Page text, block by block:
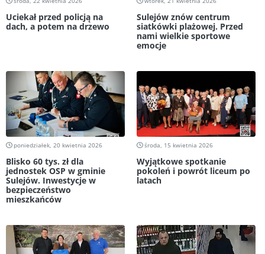
Uciekał przed policją na
dach, a potem na drzewo
Sulejów znów centrum
siatkówki plażowej. Przed
nami wielkie sportowe
emocje
poniedziałek, 20 kwietnia 2026
Blisko 60 tys. zł dla
jednostek OSP w gminie
Sulejów. Inwestycje w
bezpieczeństwo
mieszkańców
środa, 15 kwietnia 2026
Wyjątkowe spotkanie
pokoleń i powrót liceum po
latach